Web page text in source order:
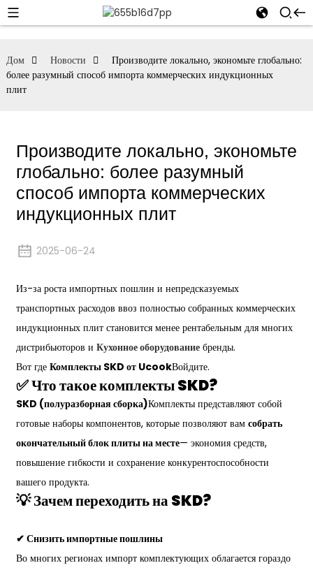
Дом Новости
Производите локально, экономьте глобально:
более разумный способ импорта коммерческих индукционных
плит
Производите локально, экономьте
глобально: более разумный
способ импорта коммерческих
индукционных плит
2025-06-24
Из-за роста импортных пошлин и непредсказуемых
транспортных расходов ввоз полностью собранных коммерческих
индукционных плит становится менее рентабельным для многих
дистрибьюторов и Кухонное оборудованиебренды.
Вот где Комплекты SKD от UcookВойдите.
✅ Что такое комплекты SKD?
SKD (полуразборная сборка)Комплекты представляют собой
готовые наборы компонентов, которые позволяют вам собрать
окончательный блок плиты на месте— экономия средств,
повышение гибкости и сохранение конкурентоспособности
вашего продукта.
💡 Зачем переходить на SKD?
✔ Снизить импортные пошлины
Во многих регионах импорт комплектующих облагается гораздо